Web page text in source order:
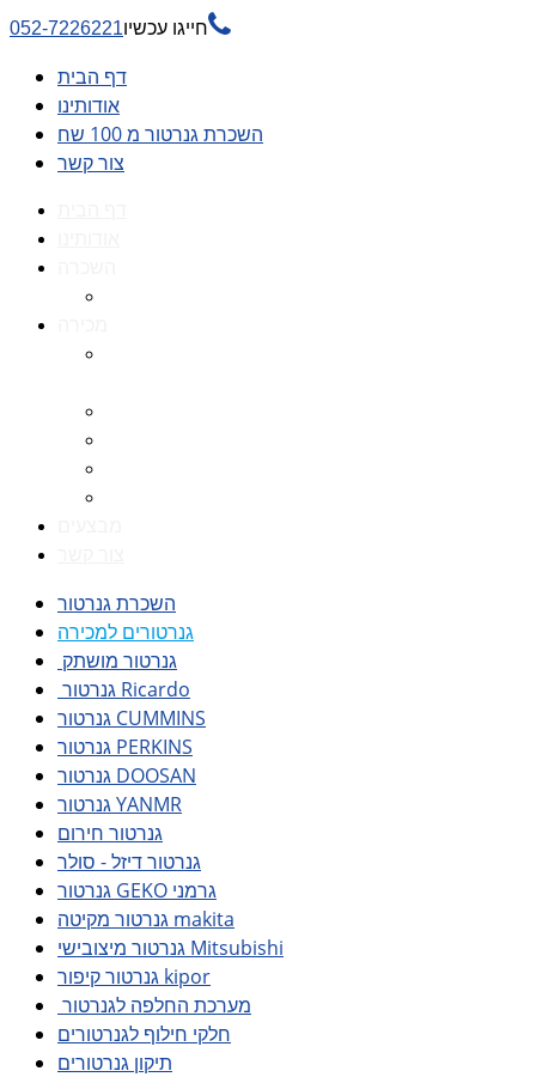
חייגו עכשיו052-7226221 
דף הבית
אודותינו
השכרת גנרטור מ 100 שח
צור קשר
השכרת גנרטור
גנרטורים למכירה
גנרטור מושתק
גנרטור Ricardo
גנרטור CUMMINS
גנרטור PERKINS
גנרטור DOOSAN
גנרטור YANMR
גנרטור חירום
גנרטור דיזל - סולר
גנרטור GEKO גרמני
גנרטור מקיטה makita
גנרטור מיצובישי Mitsubishi
גנרטור קיפור kipor
מערכת החלפה לגנרטור
חלקי חילוף לגנרטורים
תיקון גנרטורים